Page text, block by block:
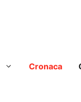
Cronaca